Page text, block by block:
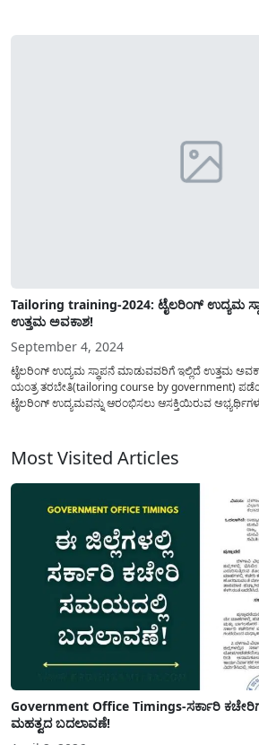
Tailoring training-2024: ಟೈಲರಿಂಗ್ ಉದ್ಯಮ
ಉತ್ತಮ ಅವಕಾಶ!
September 4, 2024
ಟೈಲರಿಂಗ್ ಉದ್ಯಮ ಸ್ಥಾಪನೆ ಮಾಡುವವರಿಗೆ ಇಲ್ಲಿದೆ ಉತ್ತಮ
ಯಂತ್ರ ತರಬೇತಿ(tailoring course by government)
ಟೈಲರಿಂಗ್ ಉದ್ಯಮವನ್ನು ಆರಂಭಿಸಲು ಆಸಕ್ತಿಯಿರುವ
Most Visited Articles
Government Office Timings-ಸರ್ಕಾರಿ
ಮಹತ್ವದ ಬದಲಾವಣೆ!